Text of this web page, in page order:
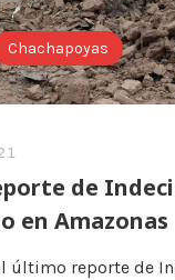
Chachapoyas
de
en Amazonas
último reporte de